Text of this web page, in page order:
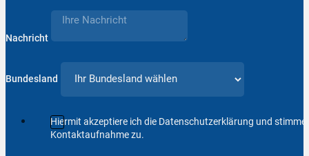
Nachricht
Bundesland
Hiermit akzeptiere ich die Datenschutzerklärung und
Kontaktaufnahme zu.